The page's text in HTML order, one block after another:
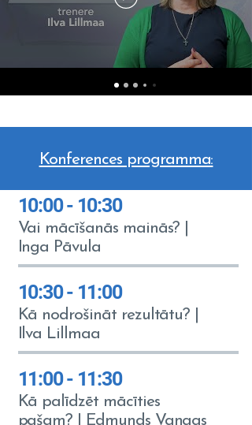
Konferences programma:
10:00 - 10:30
Vai mācīšanās mainās? |
Inga Pāvula
10:30 - 11:00
Kā nodrošināt rezultātu? |
Ilva Lillmaa
11:00 - 11:30
Kā palīdzēt mācīties
pašam? | Edmunds Vanags